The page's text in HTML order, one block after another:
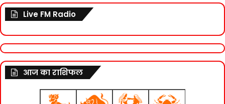
Live FM Radio
आज का राशिफल